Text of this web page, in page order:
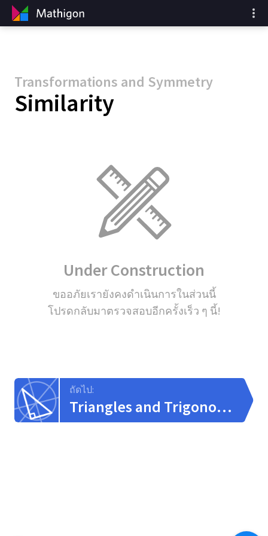
Transformations and Symmetry
Similarity
Under Construction
ขออภัยเรายังคงดำเนินการในส่วนนี้
โปรดกลับมาตรวจสอบอีกครั้งเร็ว ๆ นี้!
ถัดไป:
Triangles and Trigonometry